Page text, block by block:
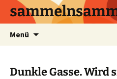
Menü
Dunkle Gasse. Wird